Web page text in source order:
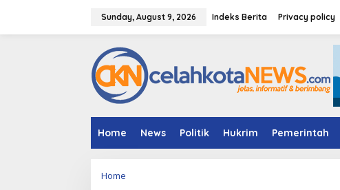
Sunday, August 9, 2026 Indeks Berita Privacy policy
Home News Politik Hukrim Pemerintah
Home